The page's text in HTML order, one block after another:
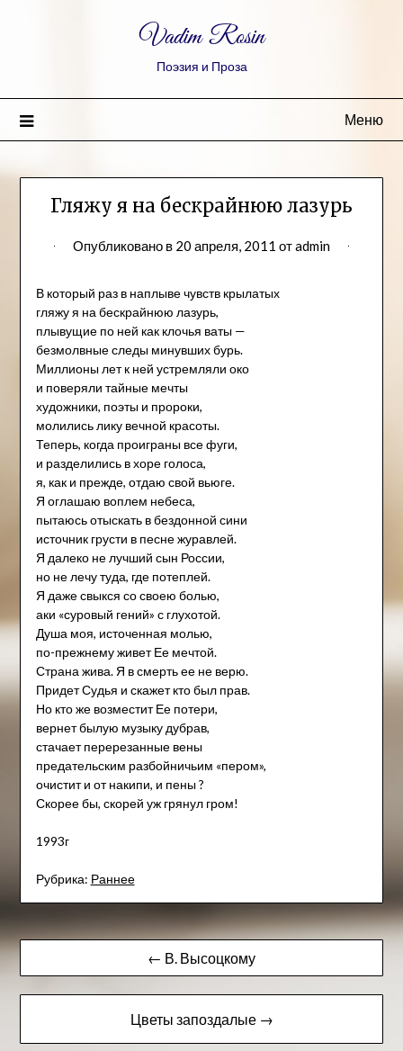
Vadim Rosin
Поэзия и Проза
Меню
Гляжу я на бескрайнюю лазурь
Опубликовано в 20 апреля, 2011 отadmin
В который раз в наплыве чувств крылатых
гляжу я на бескрайнюю лазурь,
плывущие по ней как клочья ваты —
безмолвные следы минувших бурь.
Миллионы лет к ней устремляли око
и поверяли тайные мечты
художники, поэты и пророки,
молились лику вечной красоты.
Теперь, когда проиграны все фуги,
и разделились в хоре голоса,
я, как и прежде, отдаю свой вьюге.
Я оглашаю воплем небеса,
пытаюсь отыскать в бездонной сини
источник грусти в песне журавлей.
Я далеко не лучший сын России,
но не лечу туда, где потеплей.
Я даже свыкся со своею болью,
аки «суровый гений» с глухотой.
Душа моя, источенная молью,
по-прежнему живет Ее мечтой.
Страна жива. Я в смерть ее не верю.
Придет Судья и скажет кто был прав.
Но кто же возместит Ее потери,
вернет былую музыку дубрав,
стачает перерезанные вены
предательским разбойничьим «пером»,
очистит и от накипи, и пены ?
Скорее бы, скорей уж грянул гром!
1993г
Рубрика: Раннее
Навигация
по
← В. Высоцкому
Цветы запоздалые →